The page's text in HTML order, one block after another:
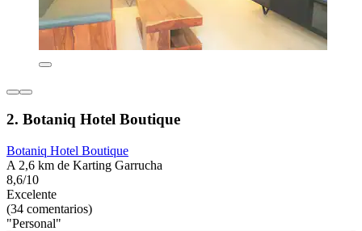
2. Botaniq Hotel Boutique
Botaniq Hotel Boutique
A 2,6 km de Karting Garrucha
8,6/10
Excelente
(34 comentarios)
"Personal"